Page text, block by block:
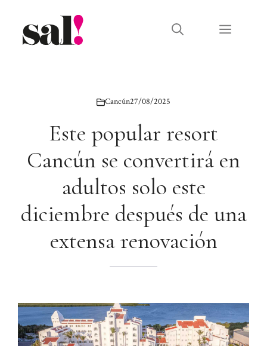
contenido
Menú
Cancún27/08/2025
Este popular resort
Cancún se convertirá en
adultos solo este
diciembre después de una
extensa renovación